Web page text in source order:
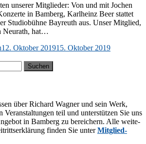
un­se­rer Mit­glie­der: Von und mit Jo­chen
in Bam­berg, Karl­heinz Beer stat­tet
Stu­dio­büh­ne Bay­reuth aus. Un­ser Mit­glied,
Neu­r­a­th, hat…
12. Oktober 201915. Oktober 2019
über Ri­chard Wag­ner und sein Werk,
Ver­an­stal­tun­gen teil und un­ter­stüt­zen Sie uns
in Bam­berg zu be­rei­chern. Alle wei­te­
fin­den Sie un­terMit­glied­